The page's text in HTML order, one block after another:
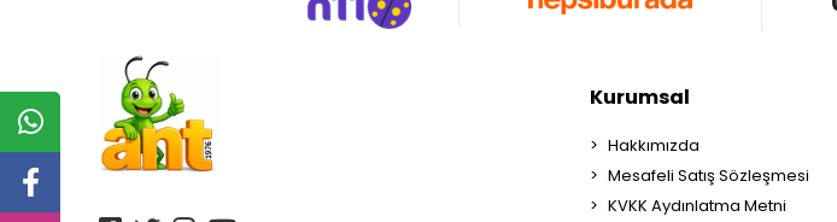
Kurumsal
Hakkımızda
Mesafeli Satış Sözleşmesi
KVKK Aydınlatma Metni